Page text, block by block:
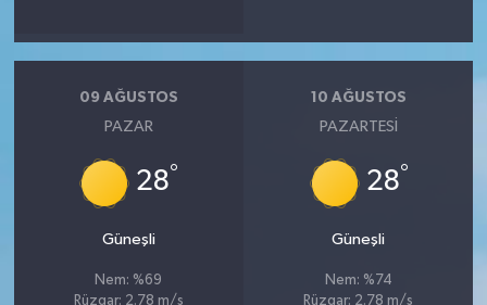
09 AĞUSTOS
PAZAR
28°
Güneşli
Nem: %69
Rüzgar: 2.78 m/s
10 AĞUSTOS
PAZARTESI
28°
Güneşli
Nem: %74
Rüzgar: 2.78 m/s